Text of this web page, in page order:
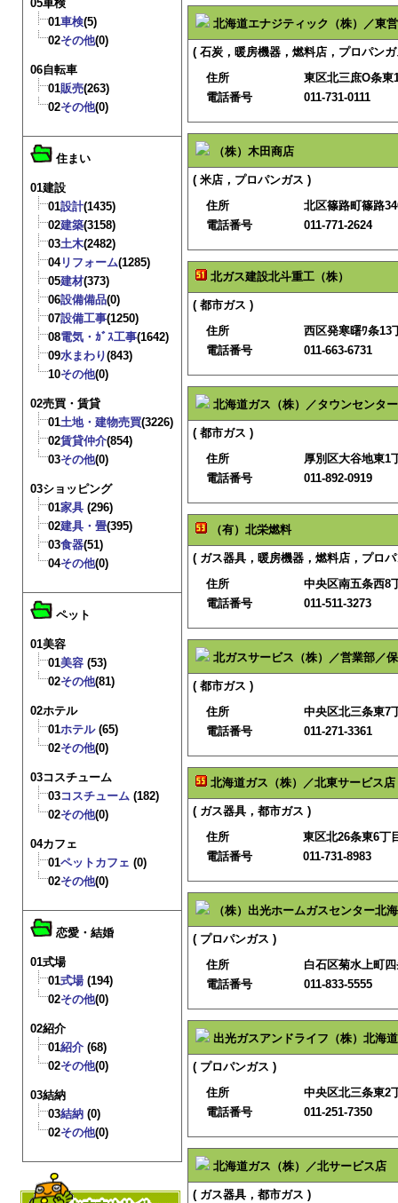
05車検
01車検(5)
02その他(0)
06自転車
01販売(263)
02その他(0)
住まい
01建設
01設計(1435)
02建築(3158)
03土木(2482)
04リフォーム(1285)
05建材(373)
06設備備品(0)
07設備工事(1250)
08電気・ｶﾞｽ工事(1642)
09水まわり(843)
10その他(0)
02売買・賃貸
01土地・建物売買(3226)
02賃貸仲介(854)
03その他(0)
03ショッピング
01家具 (296)
02建具・畳(395)
03食器(51)
04その他(0)
ペット
01美容
01美容 (53)
02その他(81)
02ホテル
01ホテル(65)
02その他(0)
03コスチューム
03コスチューム (182)
02その他(0)
04カフェ
01ペットカフェ (0)
02その他(0)
恋愛・結婚
01式場
01式場(194)
02その他(0)
02紹介
01紹介 (68)
02その他(0)
03結納
03結納 (0)
02その他(0)
北海道エナジティック（株）／東
( 石炭，暖房機器，燃料店，プロパン
住所
東区北三庶O条東
電話番号
011-731-0111
（株）木田商店
( 米店，プロパンガス )
住所
北区篠路町篠路
電話番号
011-771-2624
北ガス建設北斗重工（株）
( 都市ガス )
住所
西区発寒曙ﾜ条13
電話番号
011-663-6731
北海道ガス（株）／タウンセンタ
( 都市ガス )
住所
厚別区大谷地東1
電話番号
011-892-0919
（有）北栄燃料
( ガス器具，暖房機器，燃料店，プロ
住所
中央区南五条西8
電話番号
011-511-3273
北ガスサービス（株）／営業部／
( 都市ガス )
住所
中央区北三条東7
電話番号
011-271-3361
北海道ガス（株）／北東サービス店
( ガス器具，都市ガス )
住所
東区北26条東6丁
電話番号
011-731-8983
（株）出光ホームガスセンター北
( プロパンガス )
住所
白石区菊水上町
電話番号
011-833-5555
出光ガスアンドライフ（株）北海
( プロパンガス )
住所
中央区北三条東2
電話番号
011-251-7350
北海道ガス（株）／北サービス店
( ガス器具，都市ガス )